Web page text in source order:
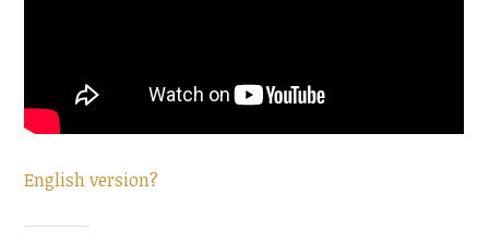
English version?